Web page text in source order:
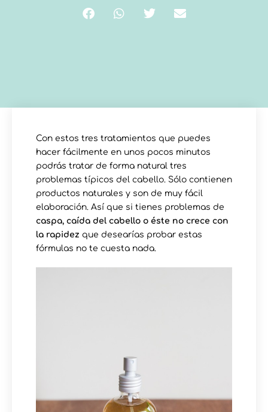
Con estos tres tratamientos que puedes
hacer fácilmente en unos pocos minutos
podrás tratar de forma natural tres
problemas típicos del cabello. Sólo contienen
productos naturales y son de muy fácil
elaboración. Así que si tienes problemas de
caspa, caída del cabello o éste no crece con
la rapidez que desearías probar estas
fórmulas no te cuesta nada.